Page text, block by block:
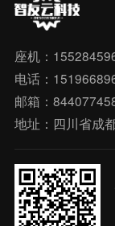
座机：
电话：
邮箱：
地址：四川省成